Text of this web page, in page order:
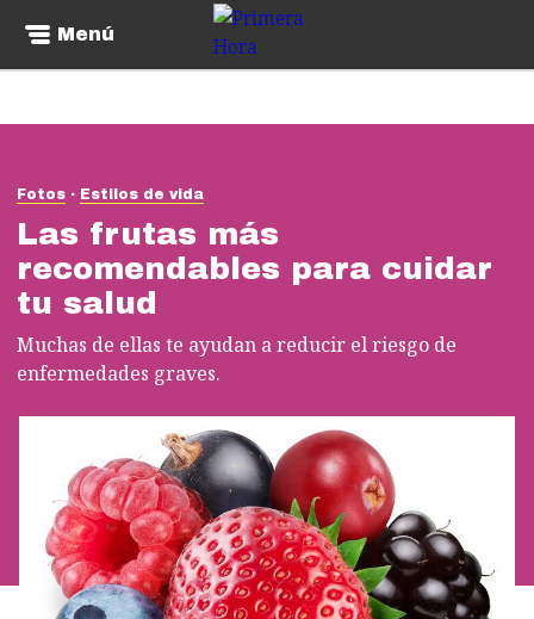
Menú
Fotos Estilos de vida
Las frutas más
recomendables para cuidar
tu salud
Muchas de ellas te ayudan a reducir el riesgo de
enfermedades graves.